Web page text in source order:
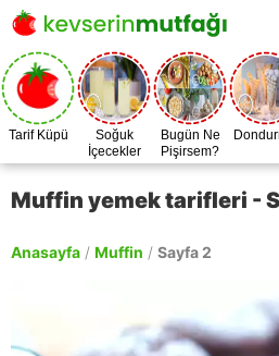
Tarif Küpü
Soğuk
İçecekler
Bugün Ne
Pişirsem?
Muffin yemek tarifleri -
Anasayfa / Muffin / Sayfa 2